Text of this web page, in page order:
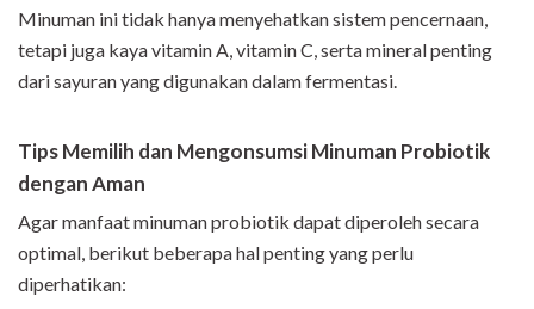
Minuman ini tidak hanya menyehatkan sistem pencernaan,
tetapi juga kaya vitamin A, vitamin C, serta mineral penting
dari sayuran yang digunakan dalam fermentasi.
Tips Memilih dan Mengonsumsi Minuman Probiotik
dengan Aman
Agar manfaat minuman probiotik dapat diperoleh secara
optimal, berikut beberapa hal penting yang perlu
diperhatikan: